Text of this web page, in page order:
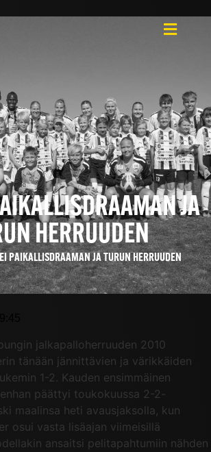
JA
HERRUUDEN
PAIKALLISDRAAMAN JA TURUN HERRUUDEN
jalkapalloherruuden 2010
tänään jännittävien ja värikkäiden
1-2. Kauden ensimmäinen
päättyi toukokuussa 2-2-
maalinsa heti avausjaksolla, kun
osui vasta lisäajan viimeisillä
ansaitsi pelitapahtumiin nähden